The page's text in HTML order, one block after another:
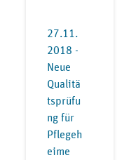
27.11.
2018 -
Neue
Qualitä
tsprüfu
ng für
Pflegeh
eime